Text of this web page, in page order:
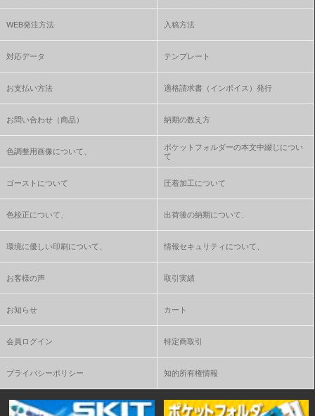
WEB発注方法 入稿方法
対応データ テンプレート
お支払い方法 適格請求書（インボイス）発行
お問い合わせ（商品） 納期の数え方
色調整用画像について、
ポケットフォルダーの本文中綴じについ
て
ゴーストについて 圧着加工について
色校正について、 出荷後の納期について、
環境に優しい印刷について、 情報セキュリティについて、
お客様の声 取引実績
お知らせ カート
会員ログイン 特定商取引
プライバシーポリシー 知的所有権情報